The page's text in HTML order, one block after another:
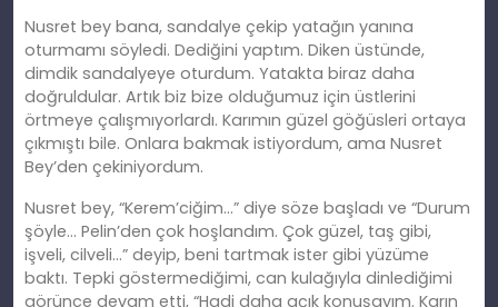
Nusret bey bana, sandalye çekip yatağın yanına
oturmamı söyledi. Dediğini yaptım. Diken üstünde,
dimdik sandalyeye oturdum. Yatakta biraz daha
doğruldular. Artık biz bize olduğumuz için üstlerini
örtmeye çalışmıyorlardı. Karımın güzel göğüsleri ortaya
çıkmıştı bile. Onlara bakmak istiyordum, ama Nusret
Bey’den çekiniyordum.
Nusret bey, “Kerem’ciğim…” diye söze başladı ve “Durum
şöyle… Pelin’den çok hoşlandım. Çok güzel, taş gibi,
işveli, cilveli…” deyip, beni tartmak ister gibi yüzüme
baktı. Tepki göstermediğimi, can kulağıyla dinlediğimi
görünce devam etti, “Hadi daha açık konuşayım. Karın